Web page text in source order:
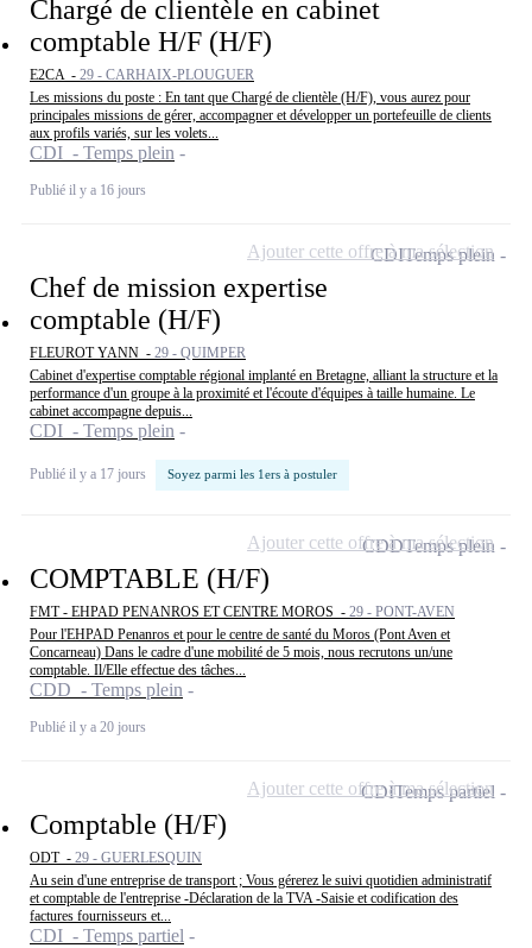
Chargé de clientèle en cabinet
comptable H/F (H/F)
E2CA - 29 - CARHAIX-PLOUGUER
Les missions du poste : En tant que Chargé de clientèle (H/F), vous aurez pour
principales missions de gérer, accompagner et développer un portefeuille de clients
aux profils variés, sur les volets...
CDI - Temps plein
Publié il y a 16 jours
Chef de mission expertise
comptable (H/F)
FLEUROT YANN - 29 - QUIMPER
Cabinet d'expertise comptable régional implanté en Bretagne, alliant la structure et la
performance d'un groupe à la proximité et l'écoute d'équipes à taille humaine. Le
cabinet accompagne depuis...
CDI - Temps plein
Publié il y a 17 jours Soyez parmi les 1ers à postuler
CDITemps plein
Ajouter cette offre à ma sélection
COMPTABLE (H/F)
FMT - EHPAD PENANROS ET CENTRE MOROS - 29 - PONT-AVEN
Pour l'EHPAD Penanros et pour le centre de santé du Moros (Pont Aven et
Concarneau) Dans le cadre d'une mobilité de 5 mois, nous recrutons un/une
comptable. Il/Elle effectue des tâches...
CDD - Temps plein
Publié il y a 20 jours
CDDTemps plein
Ajouter cette offre à ma sélection
Comptable (H/F)
ODT - 29 - GUERLESQUIN
Au sein d'une entreprise de transport ; Vous gérerez le suivi quotidien administratif
et comptable de l'entreprise -Déclaration de la TVA -Saisie et codification des
factures fournisseurs et...
CDI - Temps partiel
CDITemps partiel
Ajouter cette offre à ma sélection